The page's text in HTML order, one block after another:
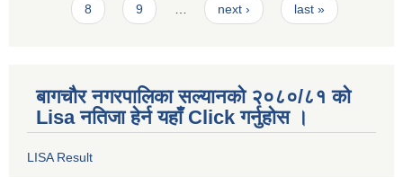
8 9 next › last »
बागचौर नगरपालिका सल्यानको २०८०/८१ को
Lisa नतिजा हेर्न यहाँ Click गर्नुहोस ।
LISA Result